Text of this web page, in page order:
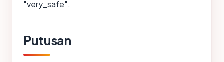
"very_safe".
Putusan